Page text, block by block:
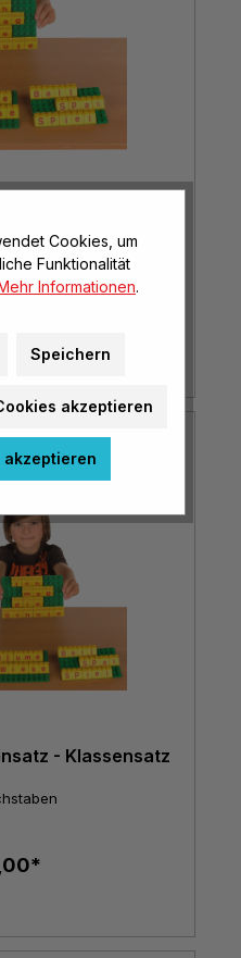
- Klassensatz
Cookies, um
Funktionalität
Informationen.
Speichern
akzeptieren
akzeptieren